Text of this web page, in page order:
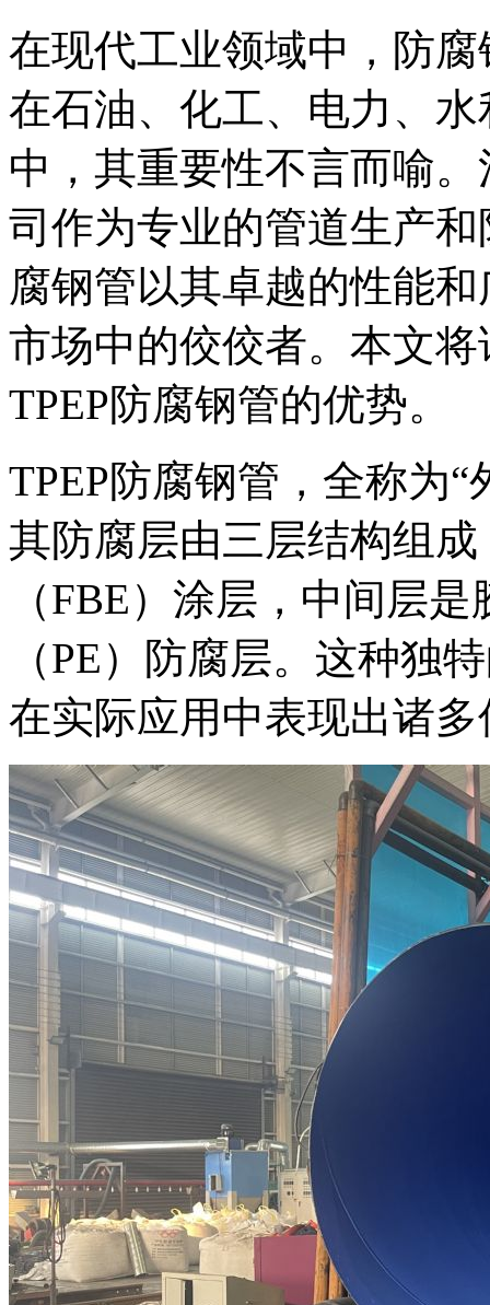
在现代工业领域中，防
在石油、化工、电力、
中，其重要性不言而喻
司作为专业的管道生产
腐钢管以其卓越的性能
市场中的佼佼者。本文
TPEP防腐钢管的优势。
TPEP防腐钢管，全称为
其防腐层由三层结构组
（FBE）涂层，中间层
（PE）防腐层。这种独
在实际应用中表现出诸多